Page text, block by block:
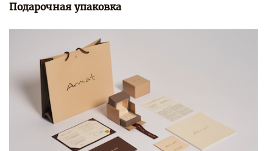
Подарочная упаковка